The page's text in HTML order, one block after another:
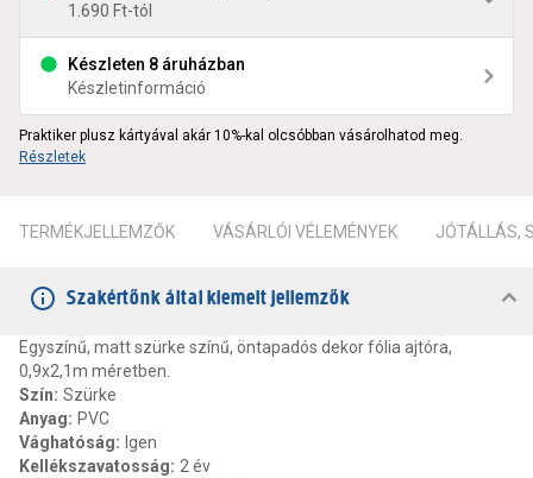
1.690 Ft-tól
Készleten 8 áruházban
Készletinformáció
Praktiker plusz kártyával akár 10%-kal olcsóbban vásárolhatod meg.
Részletek
TERMÉKJELLEMZŐK VÁSÁRLÓI VÉLEMÉNYEK JÓTÁLLÁS,
Szakértőnk által kiemelt jellemzők
Egyszínű, matt szürke színű, öntapadós dekor fólia ajtóra,
0,9x2,1m méretben.
Szín: Szürke
Anyag: PVC
Vághatóság: Igen
Kellékszavatosság: 2 év